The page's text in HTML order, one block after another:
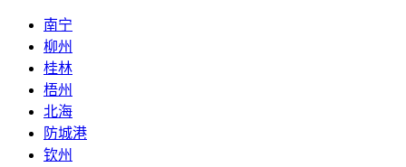
南宁
柳州
桂林
梧州
北海
防城港
钦州